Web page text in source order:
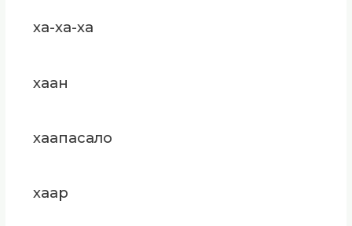
ха-ха-ха
хаан
хаапасало
хаар